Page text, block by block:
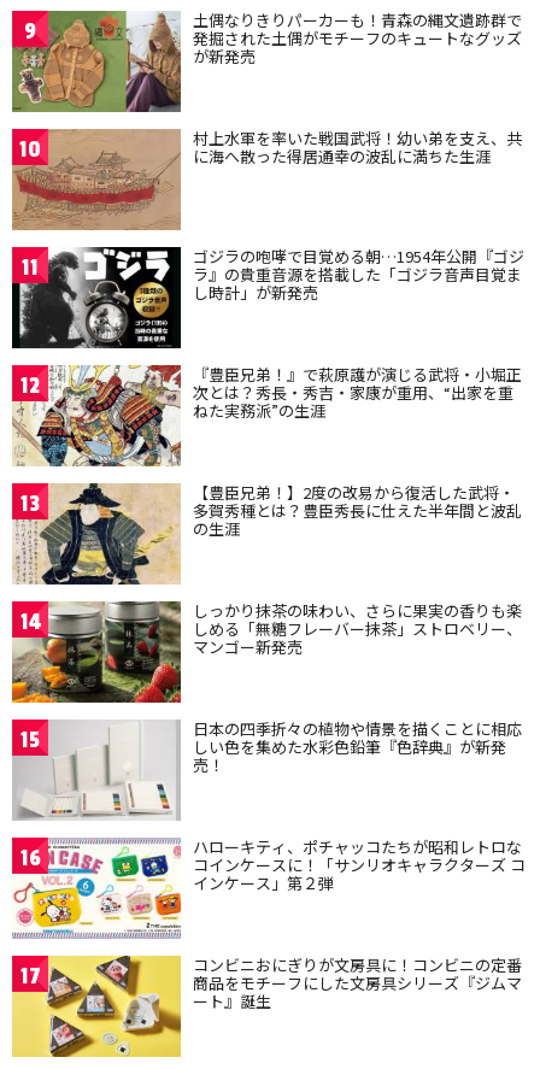
9 土偶なりきりパーカーも！青森の縄文遺跡群で
発掘された土偶がモチーフのキュートなグッズ
が新発売
10 村上水軍を率いた戦国武将！幼い弟を支え、共
に海へ散った得居通幸の波乱に満ちた生涯
11 ゴジラの咆哮で目覚める朝…1954年公開『ゴジ
ラ』の貴重音源を搭載した「ゴジラ音声目覚ま
し時計」が新発売
12 『豊臣兄弟！』で萩原護が演じる武将・小堀正
次とは？秀長・秀吉・家康が重用、“出家を重
ねた実務派”の生涯
13 【豊臣兄弟！】2度の改易から復活した武将・
多賀秀種とは？豊臣秀長に仕えた半年間と波乱
の生涯
14 しっかり抹茶の味わい、さらに果実の香りも楽
しめる「無糖フレーバー抹茶」ストロベリー、
マンゴー新発売
15 日本の四季折々の植物や情景を描くことに相応
しい色を集めた水彩色鉛筆『色辞典』が新発
売！
16 ハローキティ、ポチャッコたちが昭和レトロな
コインケースに！「サンリオキャラクターズ コ
インケース」第２弾
17 コンビニおにぎりが文房具に！コンビニの定番
商品をモチーフにした文房具シリーズ『ジムマ
ート』誕生